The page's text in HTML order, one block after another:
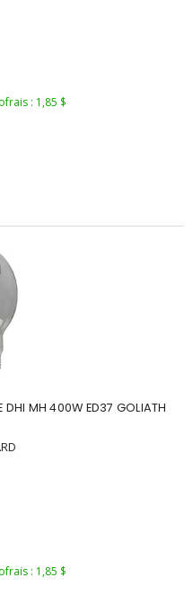
: 1,85 $
MH 400W ED37 GOLIATH
: 1,85 $